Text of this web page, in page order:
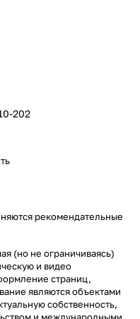
202
рекомендательные
(но не ограничиваясь)
и видео
страниц,
являются объектами
собственность,